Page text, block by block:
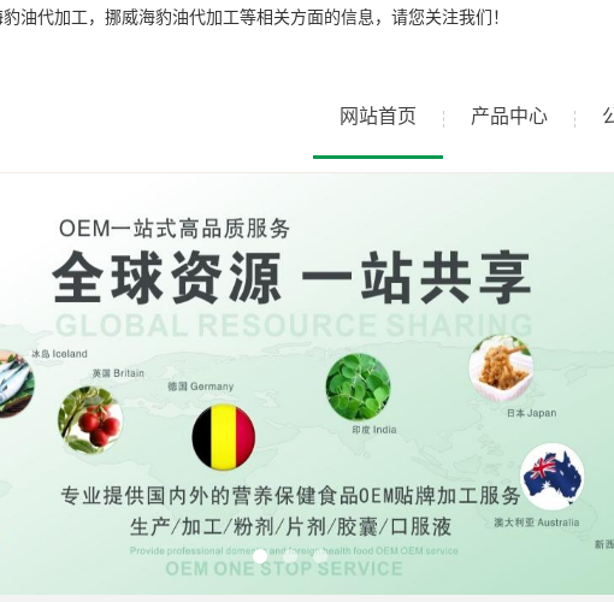
豹油代加工，挪威海豹油代加工等相关方面的信息，请您关注我们！
网站首页 产品中心